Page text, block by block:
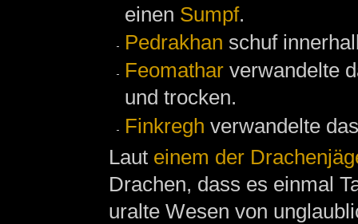
einen Sumpf.
Pedrakhan schuf
Feomathar verwandelte
und trocken.
Finkregh verwandelte
Laut einem der
Drachen, dass es einmal
uralte Wesen von